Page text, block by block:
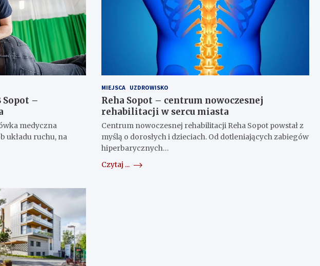
Sopot –
medyczna
układu ruchu, na
MIEJSCA UZDROWISKO
Reha Sopot – centrum nowoczesnej
rehabilitacji w sercu miasta
Centrum nowoczesnej rehabilitacji Reha Sopot powstał z
myślą o dorosłych i dzieciach. Od dotleniających zabiegów
hiperbarycznych…
Czytaj ...